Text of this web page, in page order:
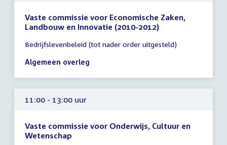
Vaste commissie voor Economische Zaken,
Landbouw en Innovatie (2010-2012)
vergadering
10:30
13:30
uur
Bedrijfslevenbeleid (tot nader order uitgesteld)
Algemeen overleg
11:00 - 13:00 uur
Vaste commissie voor Onderwijs, Cultuur en
Wetenschap